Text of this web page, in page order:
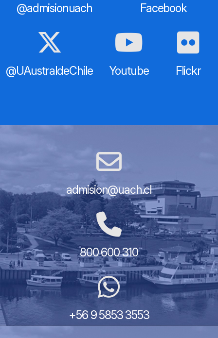
@admisionuach Facebook
@UAustraldeChile Youtube Flickr
admision@uach.cl
800 600 310
+56 9 5853 3553